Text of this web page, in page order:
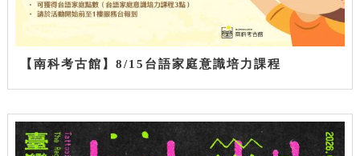
【南科考古館】8/15台語家庭意識培力課程